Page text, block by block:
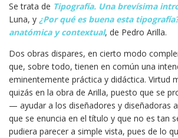
Se trata de Tipografía. Una brevísima
Luna, y ¿Por qué es buena esta
anatómica y contextual, de Pedro Arilla.
Dos obras dispares, en cierto modo
que, sobre todo, tienen en común una
eminentemente práctica y didáctica. Virtud
quizás en la obra de Arilla, puesto que se
— ayudar a los diseñadores y diseñadoras
que se enuncia en el título y que no es tan
pudiera parecer a simple vista, pues de lo